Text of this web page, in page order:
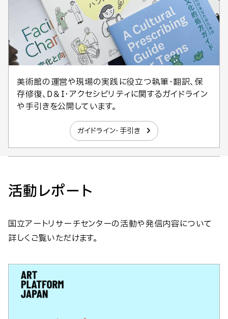
美術館の運営や現場の実践に役立つ執筆・翻訳、保
存修復、D＆I・アクセシビリティに関するガイドライン
や手引きを公開しています。
ガイドライン・手引き
活動レポート
国立アートリサーチセンターの活動や発信内容について
詳しくご覧いただけます。